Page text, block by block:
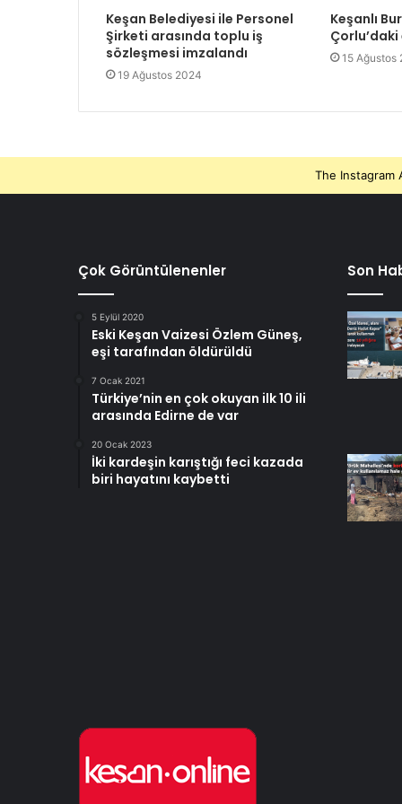
Keşan Belediyesi ile Personel
Şirketi arasında toplu iş
sözleşmesi imzalandı
19 Ağustos 2024
Keşanlı
15 Ağustos
The Instagram
Çok Görüntülenenler
5 Eylül 2020
Eski Keşan Vaizesi Özlem Güneş,
eşi tarafından öldürüldü
7 Ocak 2021
Türkiye’nin en çok okuyan ilk 10 ili
arasında Edirne de var
20 Ocak 2023
İki kardeşin karıştığı feci kazada
biri hayatını kaybetti
Son